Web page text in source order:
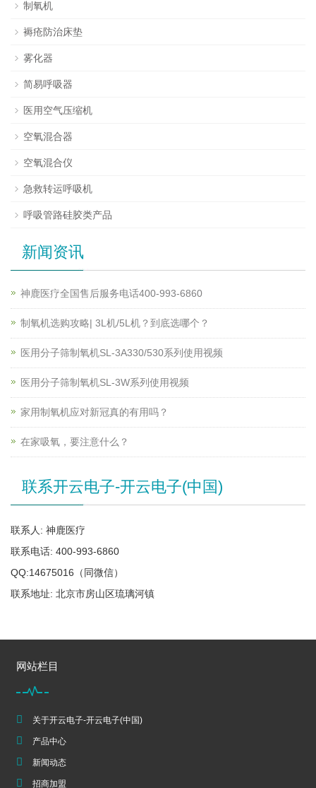
制氧机
褥疮防治床垫
雾化器
简易呼吸器
医用空气压缩机
空氧混合器
空氧混合仪
急救转运呼吸机
呼吸管路硅胶类产品
新闻资讯
神鹿医疗全国售后服务电话400-993-6860
制氧机选购攻略| 3L机/5L机？到底选哪个？
医用分子筛制氧机SL-3A330/530系列使用视频
医用分子筛制氧机SL-3W系列使用视频
家用制氧机应对新冠真的有用吗？
在家吸氧，要注意什么？
联系开云电子-开云电子(中国)
联系人: 神鹿医疗
联系电话: 400-993-6860
QQ:14675016（同微信）
联系地址: 北京市房山区琉璃河镇
网站栏目
关于开云电子-开云电子(中国)
产品中心
新闻动态
招商加盟